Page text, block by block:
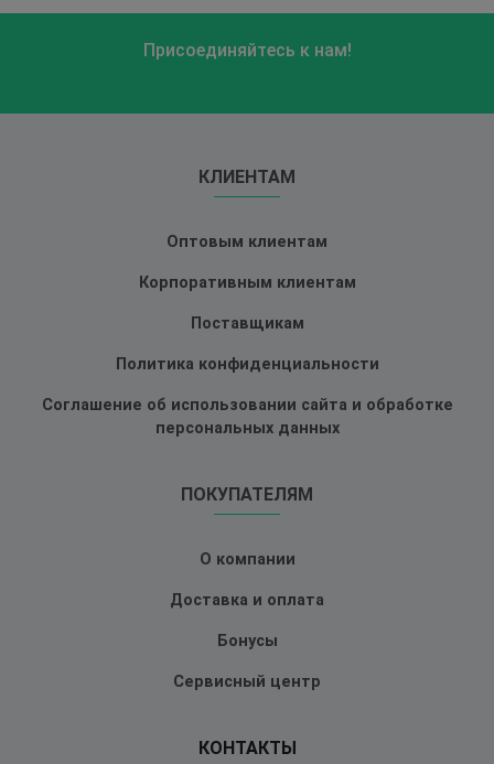
Присоединяйтесь к нам!
КЛИЕНТАМ
Оптовым клиентам
Корпоративным клиентам
Поставщикам
Политика конфиденциальности
Соглашение об использовании сайта и обработке
персональных данных
ПОКУПАТЕЛЯМ
О компании
Доставка и оплата
Бонусы
Сервисный центр
КОНТАКТЫ